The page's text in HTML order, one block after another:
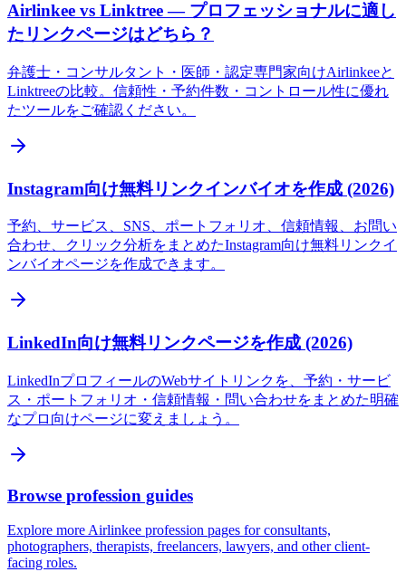
Airlinkee vs Linktree — プロフェッショナルに適し
たリンクページはどちら？
弁護士・コンサルタント・医師・認定専門家向けAirlinkeeと
Linktreeの比較。信頼性・予約件数・コントロール性に優れ
たツールをご確認ください。
Instagram向け無料リンクインバイオを作成 (2026)
予約、サービス、SNS、ポートフォリオ、信頼情報、お問い
合わせ、クリック分析をまとめたInstagram向け無料リンクイ
ンバイオページを作成できます。
LinkedIn向け無料リンクページを作成 (2026)
LinkedInプロフィールのWebサイトリンクを、予約・サービ
ス・ポートフォリオ・信頼情報・問い合わせをまとめた明確
なプロ向けページに変えましょう。
Browse profession guides
Explore more Airlinkee profession pages for consultants,
photographers, therapists, freelancers, lawyers, and other client-
facing roles.